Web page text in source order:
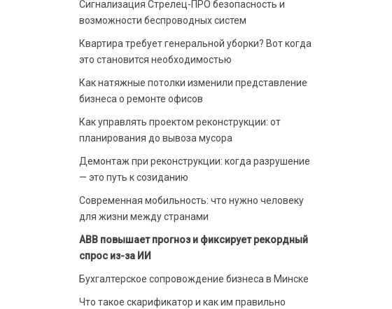
Сигнализация Стрелец-ПРО безопасность и
возможности беспроводных систем
Квартира требует генеральной уборки? Вот когда
это становится необходимостью
Как натяжные потолки изменили представление
бизнеса о ремонте офисов
Как управлять проектом реконструкции: от
планирования до вывоза мусора
Демонтаж при реконструкции: когда разрушение
— это путь к созиданию
Современная мобильность: что нужно человеку
для жизни между странами
ABB повышает прогноз и фиксирует рекордный
спрос из-за ИИ
Бухгалтерское сопровождение бизнеса в Минске
Что такое скарификатор и как им правильно